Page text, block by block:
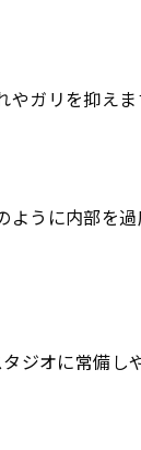
ガリを抑えま
ように内部を
ジオに常備し